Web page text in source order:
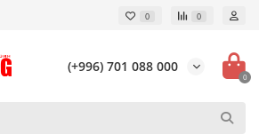
0 0
(+996) 701 088 000
0